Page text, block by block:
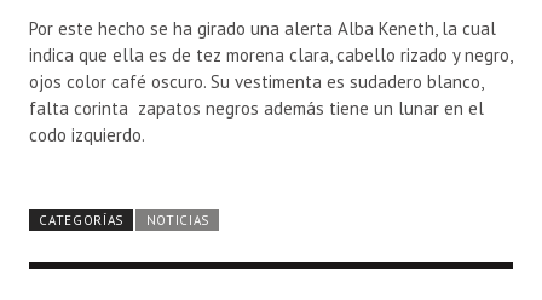
Por este hecho se ha girado una alerta Alba Keneth, la cual
indica que ella es de tez morena clara, cabello rizado y negro,
ojos color café oscuro. Su vestimenta es sudadero blanco,
falta corinta zapatos negros además tiene un lunar en el
codo izquierdo.
CATEGORÍAS NOTICIAS